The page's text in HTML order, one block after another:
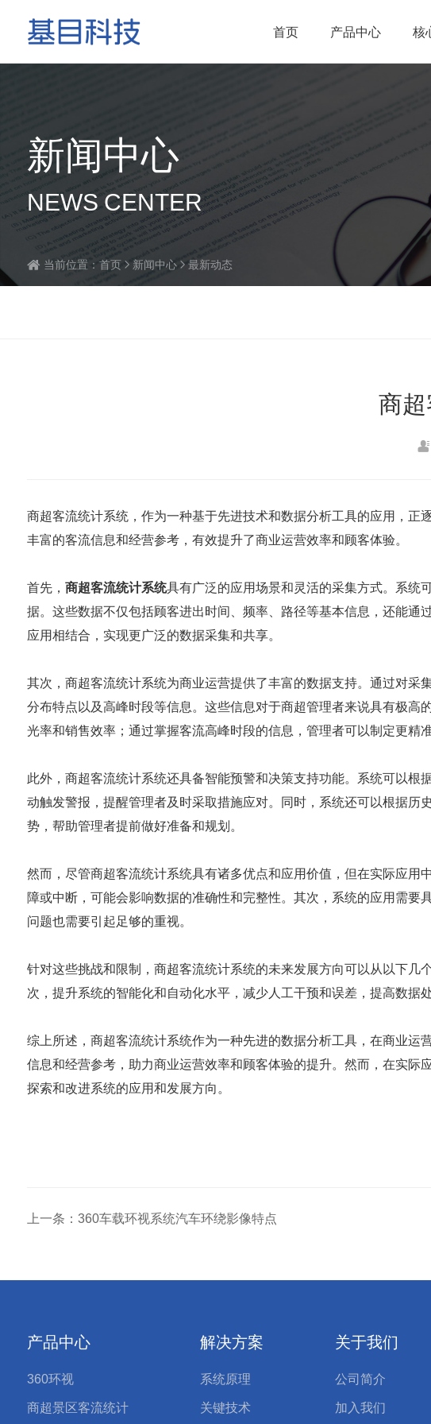
首页 产品中心 核
新闻中心
NEWS CENTER
当前位置： 首页 新闻中心 最新动态
商
商超客流统计系统，作为一种基于先进技术和数据分析工具的应用，
丰富的客流信息和经营参考，有效提升了商业运营效率和顾客体验。
首先， 商超客流统计系统具有广泛的应用场景和灵活的采集方式。系统
据。这些数据不仅包括顾客进出时间、频率、路径等基本信息，还能
应用相结合，实现更广泛的数据采集和共享。
其次，商超客流统计系统为商业运营提供了丰富的数据支持。通过对采
分布特点以及高峰时段等信息。这些信息对于商超管理者来说具有极
光率和销售效率；通过掌握客流高峰时段的信息，管理者可以制定更精
此外，商超客流统计系统还具备智能预警和决策支持功能。系统可以
动触发警报，提醒管理者及时采取措施应对。同时，系统还可以根据
势，帮助管理者提前做好准备和规划。
然而，尽管商超客流统计系统具有诸多优点和应用价值，但在实际应
障或中断，可能会影响数据的准确性和完整性。其次，系统的应用需
问题也需要引起足够的重视。
针对这些挑战和限制，商超客流统计系统的未来发展方向可以从以下
次，提升系统的智能化和自动化水平，减少人工干预和误差，提高数据
综上所述，商超客流统计系统作为一种先进的数据分析工具，在商业
信息和经营参考，助力商业运营效率和顾客体验的提升。然而，在实
探索和改进系统的应用和发展方向。
上一条：360车载环视系统汽车环绕影像特点
产品中心
360环视
商超景区客流统计
解决方案
系统原理
关键技术
关于我们
公司简介
加入我们